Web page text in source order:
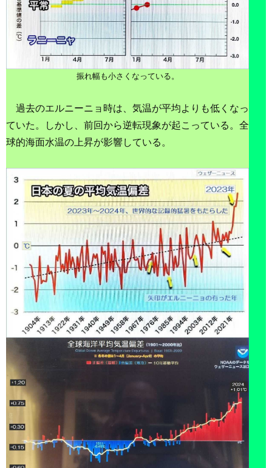
振れ幅も小さくなっている。
過去のエルニーニョ時は、気温が平均よりも低くなっ
ていた。しかし、前回から逆転現象が起こっている。全
球的海面水温の上昇が影響している。